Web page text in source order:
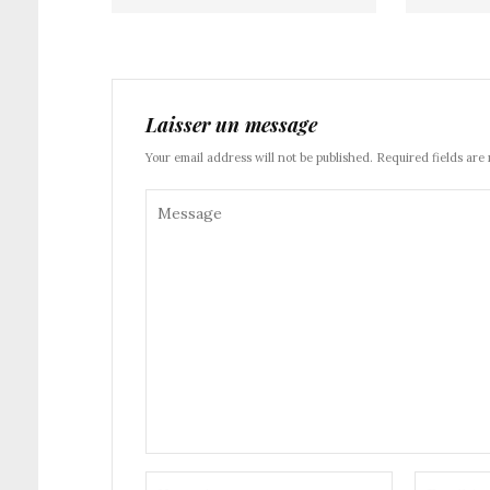
Laisser un message
Your email address will not be published. Required fields are